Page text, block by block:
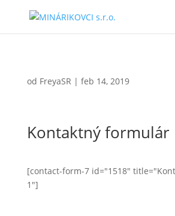
od FreyaSR | feb 14, 2019
Kontaktný formulár
[contact-form-7 id="1518"
1"]